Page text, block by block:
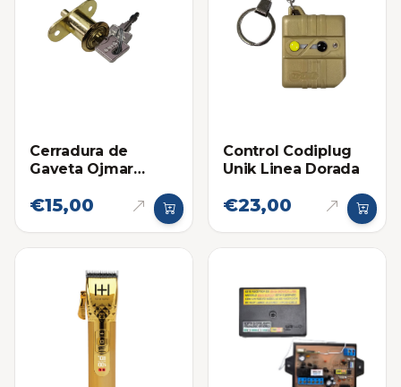
Cerradura de
Gaveta Ojmar
Dorada
€15,00
Control Codiplug
Unik Linea Dorada
€23,00